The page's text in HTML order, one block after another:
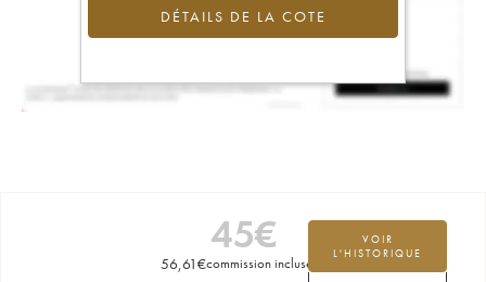
DÉTAILS DE LA COTE
45€
56,61€commission incluse
VOIR
L'HISTORIQUE